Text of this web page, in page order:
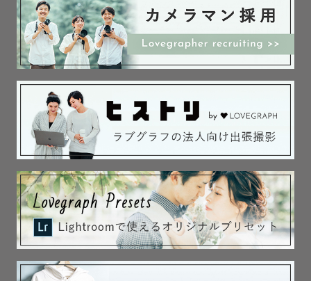
ストロボと呼ばれるフラッシュなどの機材も所持していま
す。
物や袴を着用しての撮影、夜間の撮影、結婚式の2次会撮影
なども承ります♪
外でのロケーション撮影の他、ご自宅や飲食店、屋内施設
での撮影、レンタルスタジオなどでの撮影など屋外屋内問
(合わせて下記に記している撮影許可についてのご説明も一
読をよろしくお願いいたします)
また、モデルさんとともに作品作りのための撮影もしてい
撮影】も得意です。